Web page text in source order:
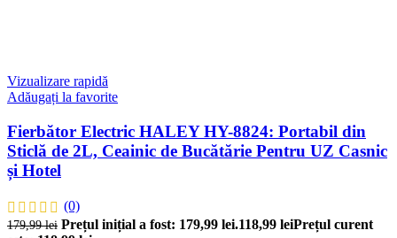
Vizualizare rapidă
Adăugați la favorite
Fierbător Electric HALEY HY-8824: Portabil din
Sticlă de 2L, Ceainic de Bucătărie Pentru UZ Casnic
și Hotel
(0)
179,99lei Prețul inițial a fost: 179,99 lei.118,99 leiPrețul curent